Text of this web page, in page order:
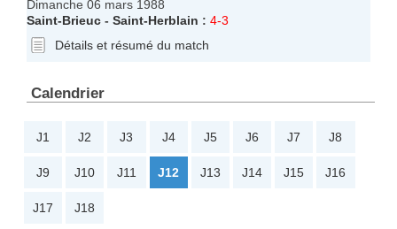
Dimanche 06 mars 1988
Saint-Brieuc - Saint-Herblain : 4-3
Détails et résumé du match
Calendrier
J1 J2 J3 J4 J5 J6 J7 J8
J9 J10 J11 J12 J13 J14 J15 J16
J17 J18